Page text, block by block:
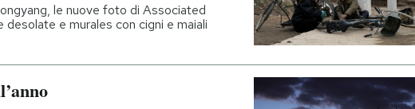
le nuove foto di Associated
e murales con cigni e maiali